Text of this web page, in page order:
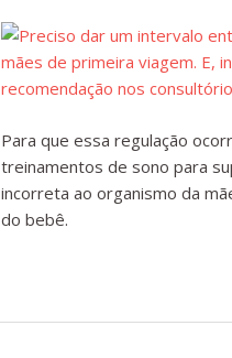
Para que essa regulação
treinamentos de sono para
incorreta ao organismo da
do bebê.